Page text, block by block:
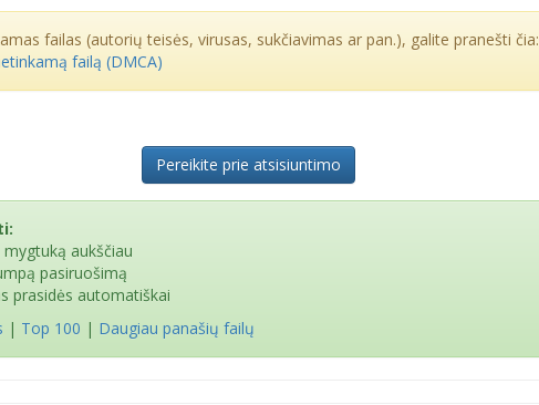
failas (autorių teisės, virusas, sukčiavimas ar pan.), galite pranešti čia:
failą (DMCA)
Pereikite prie atsisiuntimo
aukščiau
pasiruošimą
prasidės automatiškai
| Top 100 | Daugiau panašių failų